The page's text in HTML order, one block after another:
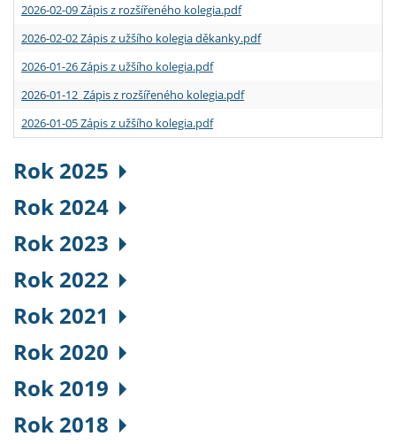
2026-02-09 Zápis z rozšířeného kolegia.pdf
2026-02-02 Zápis z užšího kolegia děkanky.pdf
2026-01-26 Zápis z užšího kolegia.pdf
2026-01-12 Zápis z rozšířeného kolegia.pdf
2026-01-05 Zápis z užšího kolegia.pdf
Rok 2025
Rok 2024
Rok 2023
Rok 2022
Rok 2021
Rok 2020
Rok 2019
Rok 2018